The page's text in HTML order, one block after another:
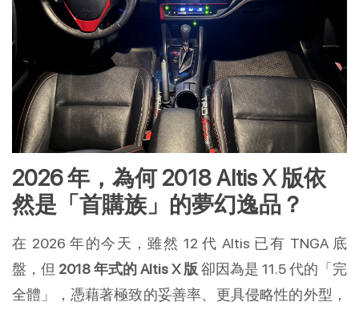
2026 年，為何 2018 Altis X 版依
然是「首購族」的夢幻逸品？
在 2026 年的今天，雖然 12 代 Altis 已有 TNGA 底
盤，但 2018 年式的 Altis X 版 卻因為是 11.5 代的「完
全體」，憑藉著極致的妥善率、更具侵略性的外型，